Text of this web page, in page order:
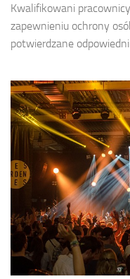
Kwalifikowani
zapewnieniu ochrony
potwierdzane